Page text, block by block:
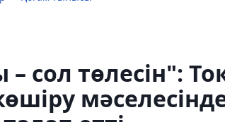
сол төлесін":